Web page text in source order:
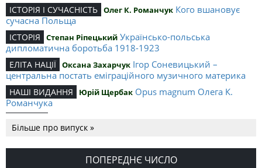
ІСТОРІЯ І СУЧАСНІСТЬ Олег К. Романчук Кого вшановує
сучасна Польща
ІСТОРІЯ Степан Ріпецький Українсько-польська
дипломатична боротьба 1918-1923
ЕЛІТА НАЦІЇ Оксана Захарчук Ігор Соневицький –
центральна постать еміграційного музичного материка
НАШІ ВИДАННЯ Юрій Щербак Opus magnum Олега К.
Романчука
Романчука
СЛОВО РЕДАКЦІЙНЕ Олег К. Романчук Журавель і синиця
як уособлення української політстратегії й тактики
Більше про випуск »
ПОПЕРЕДНЄ ЧИСЛО